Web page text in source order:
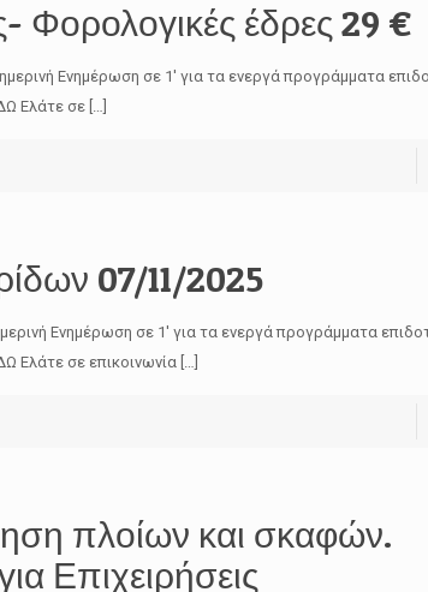
Φορολογικές έδρες 29 €
Ενημέρωση σε 1′ για τα ενεργά προγράμματα
Ελάτε σε[…]
07/11/2025
Ενημέρωση σε 1′ για τα ενεργά προγράμματα
Ελάτε σε επικοινωνία[…]
πλοίων και σκαφών.
Επιχειρήσεις